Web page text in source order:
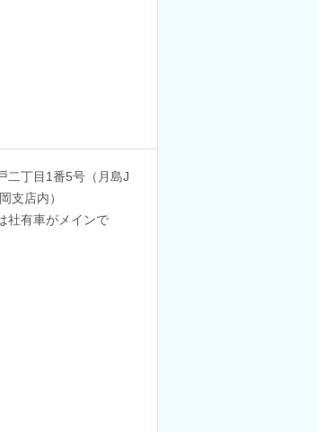
二丁目1番5号（月島J
支店内）
社有車がメインで